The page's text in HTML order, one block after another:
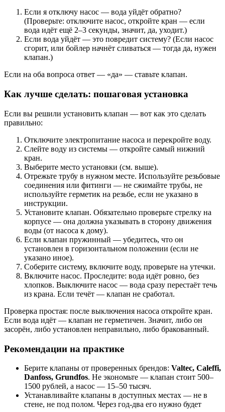
Если я отключу насос — вода уйдёт обратно?
(Проверьте: отключите насос, откройте кран — если
вода идёт ещё 2–3 секунды, значит, да, уходит.)
Если вода уйдёт — это повредит систему? (Если насос
сгорит, или бойлер начнёт сливаться — тогда да, нужен
клапан.)
Если на оба вопроса ответ — «да» — ставьте клапан.
Как лучше сделать: пошаговая установка
Если вы решили установить клапан — вот как это сделать
правильно:
Отключите электропитание насоса и перекройте воду.
Слейте воду из системы — откройте самый нижний
кран.
Выберите место установки (см. выше).
Отрежьте трубу в нужном месте. Используйте резьбовые
соединения или фитинги — не сжимайте трубы, не
используйте герметик на резьбе, если не указано в
инструкции.
Установите клапан. Обязательно проверьте стрелку на
корпусе — она должна указывать в сторону движения
воды (от насоса к дому).
Если клапан пружинный — убедитесь, что он
установлен в горизонтальном положении (если не
указано иное).
Соберите систему, включите воду, проверьте на утечки.
Включите насос. Проследите: вода идёт ровно, без
хлопков. Выключите насос — вода сразу перестаёт течь
из крана. Если течёт — клапан не сработал.
Проверка простая: после выключения насоса откройте кран.
Если вода идёт — клапан не герметичен. Значит, либо он
засорён, либо установлен неправильно, либо бракованный.
Рекомендации на практике
Берите клапаны от проверенных брендов: Valtec, Caleffi,
Danfoss, Grundfos. Не экономьте — клапан стоит 500–
1500 рублей, а насос — 15–50 тысяч.
Устанавливайте клапаны в доступных местах — не в
стене, не под полом. Через год-два его нужно будет